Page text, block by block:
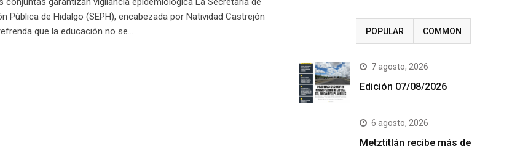
Pública de Hidalgo (SEPH), encabezada por Natividad Castrejón
que la educación no se…
POPULAR COMMON
7 agosto, 2026
Edición 07/08/2026
6 agosto, 2026
Metztitlán recibe más de